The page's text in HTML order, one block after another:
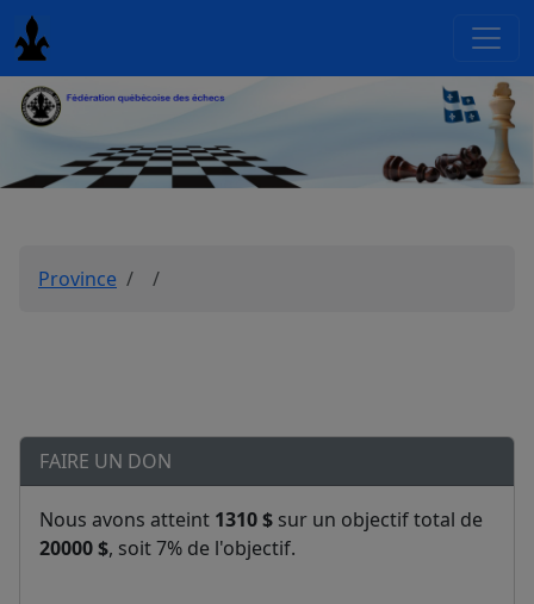
Province
FAIRE UN DON
Nous avons atteint 1310 $ sur un objectif total de
20000 $, soit 7% de l'objectif.